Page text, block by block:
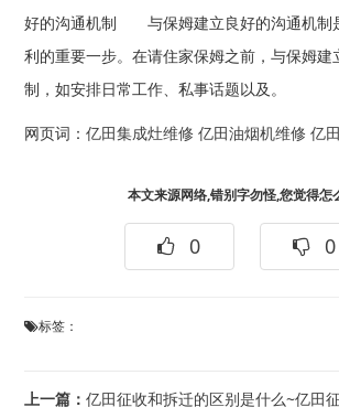
好的沟通机制 与保姆建立良好的沟通机制
利的重要一步。在请住家保姆之前，与保姆建
制，如安排日常工作、私事话题以及。
网页词：亿田集成灶维修 亿田油烟机维修 亿
本文来源网络,错别字勿怪,您觉得怎
0 0
标签：
上一篇：亿田征收和拆迁的区别是什么~亿田征收与